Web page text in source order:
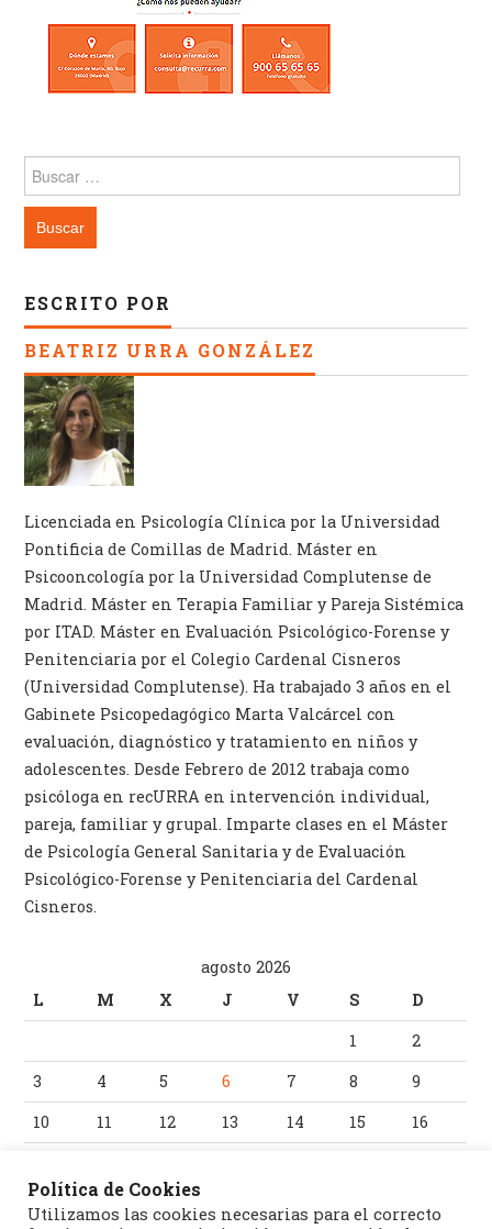
Buscar:
ESCRITO POR
BEATRIZ URRA GONZÁLEZ
Licenciada en Psicología Clínica por la Universidad
Pontificia de Comillas de Madrid. Máster en
Psicooncología por la Universidad Complutense de
Madrid. Máster en Terapia Familiar y Pareja Sistémica
por ITAD. Máster en Evaluación Psicológico-Forense y
Penitenciaria por el Colegio Cardenal Cisneros
(Universidad Complutense). Ha trabajado 3 años en el
Gabinete Psicopedagógico Marta Valcárcel con
evaluación, diagnóstico y tratamiento en niños y
adolescentes. Desde Febrero de 2012 trabaja como
psicóloga en recURRA en intervención individual,
pareja, familiar y grupal. Imparte clases en el Máster
de Psicología General Sanitaria y de Evaluación
Psicológico-Forense y Penitenciaria del Cardenal
Cisneros.
agosto 2026
L
M X J V S
D
1
2
3
4 5 6 7 8
9
10
11 12 13 14 15
16
24
25 26 28 29
Política de Cookies
Utilizamos las cookies necesarias para el correcto